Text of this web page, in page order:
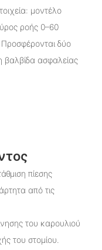
μοντέλο
ροής 0–60
Προσφέρονται δύο
βαλβίδα ασφαλείας
πίεσης
από τις
του καρουλιού
του στομίου.